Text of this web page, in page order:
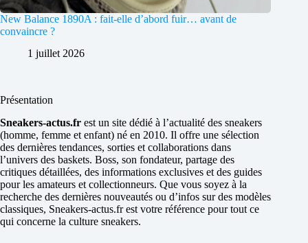
New Balance 1890A : fait-elle d’abord fuir… avant de
convaincre ?
1 juillet 2026
Présentation
Sneakers-actus.fr est un site dédié à l’actualité des sneakers
(homme, femme et enfant) né en 2010. Il offre une sélection
des dernières tendances, sorties et collaborations dans
l’univers des baskets. Boss, son fondateur, partage des
critiques détaillées, des informations exclusives et des guides
pour les amateurs et collectionneurs. Que vous soyez à la
recherche des dernières nouveautés ou d’infos sur des modèles
classiques, Sneakers-actus.fr est votre référence pour tout ce
qui concerne la culture sneakers.